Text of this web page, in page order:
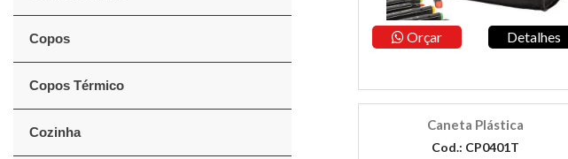
Copos
Copos Térmico
Cozinha
Orçar Detalhes
Caneta Plástica
Cod.: CP0401T